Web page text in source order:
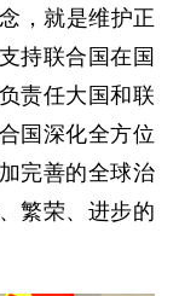
，就是维护正
持联合国在国
责任大国和联
国深化全方位
完善的全球治
繁荣、进步的